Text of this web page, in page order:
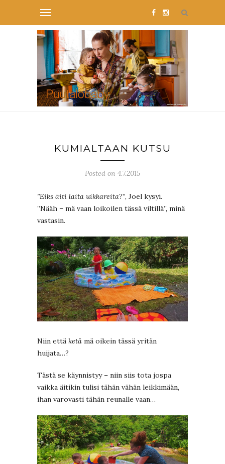
KUMIALTAAN KUTSU
Posted on 4.7.2015
”Eiks äiti laita uikkareita?”, Joel kysyi.
”Nääh – mä vaan loikoilen tässä viltillä”, minä
vastasin.
Niin että ketä mä oikein tässä yritän
huijata…?
Tästä se käynnistyy – niin siis tota jospa
vaikka äitikin tulisi tähän vähän leikkimään,
ihan varovasti tähän reunalle vaan…